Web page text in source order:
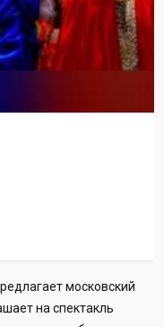
московский
на спектакль